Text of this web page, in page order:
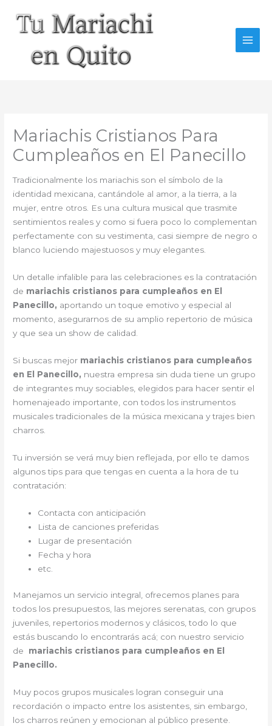
contenido
Mariachis Cristianos Para
Cumpleaños en El Panecillo
Tradicionalmente los mariachis son el símbolo de la
identidad mexicana, cantándole al amor, a la tierra, a la
mujer, entre otros. Es una cultura musical que trasmite
sentimientos reales y como si fuera poco lo complementan
perfectamente con su vestimenta, casi siempre de negro o
blanco luciendo majestuosos y muy elegantes.
Un detalle infalible para las celebraciones es la contratación
de mariachis cristianos para cumpleaños en El
Panecillo, aportando un toque emotivo y especial al
momento, asegurarnos de su amplio repertorio de música
y que sea un show de calidad.
Si buscas mejor mariachis cristianos para cumpleaños
en El Panecillo, nuestra empresa sin duda tiene un grupo
de integrantes muy sociables, elegidos para hacer sentir el
homenajeado importante, con todos los instrumentos
musicales tradicionales de la música mexicana y trajes bien
charros.
Tu inversión se verá muy bien reflejada, por ello te damos
algunos tips para que tengas en cuenta a la hora de tu
contratación:
Contacta con anticipación
Lista de canciones preferidas
Lugar de presentación
Fecha y hora
etc.
Manejamos un servicio integral, ofrecemos planes para
todos los presupuestos, las mejores serenatas, con grupos
juveniles, repertorios modernos y clásicos, todo lo que
estás buscando lo encontrarás acá; con nuestro servicio
de mariachis cristianos para cumpleaños en El
Panecillo.
Muy pocos grupos musicales logran conseguir una
recordación o impacto entre los asistentes, sin embargo,
los charros reúnen y emocionan al público presente.